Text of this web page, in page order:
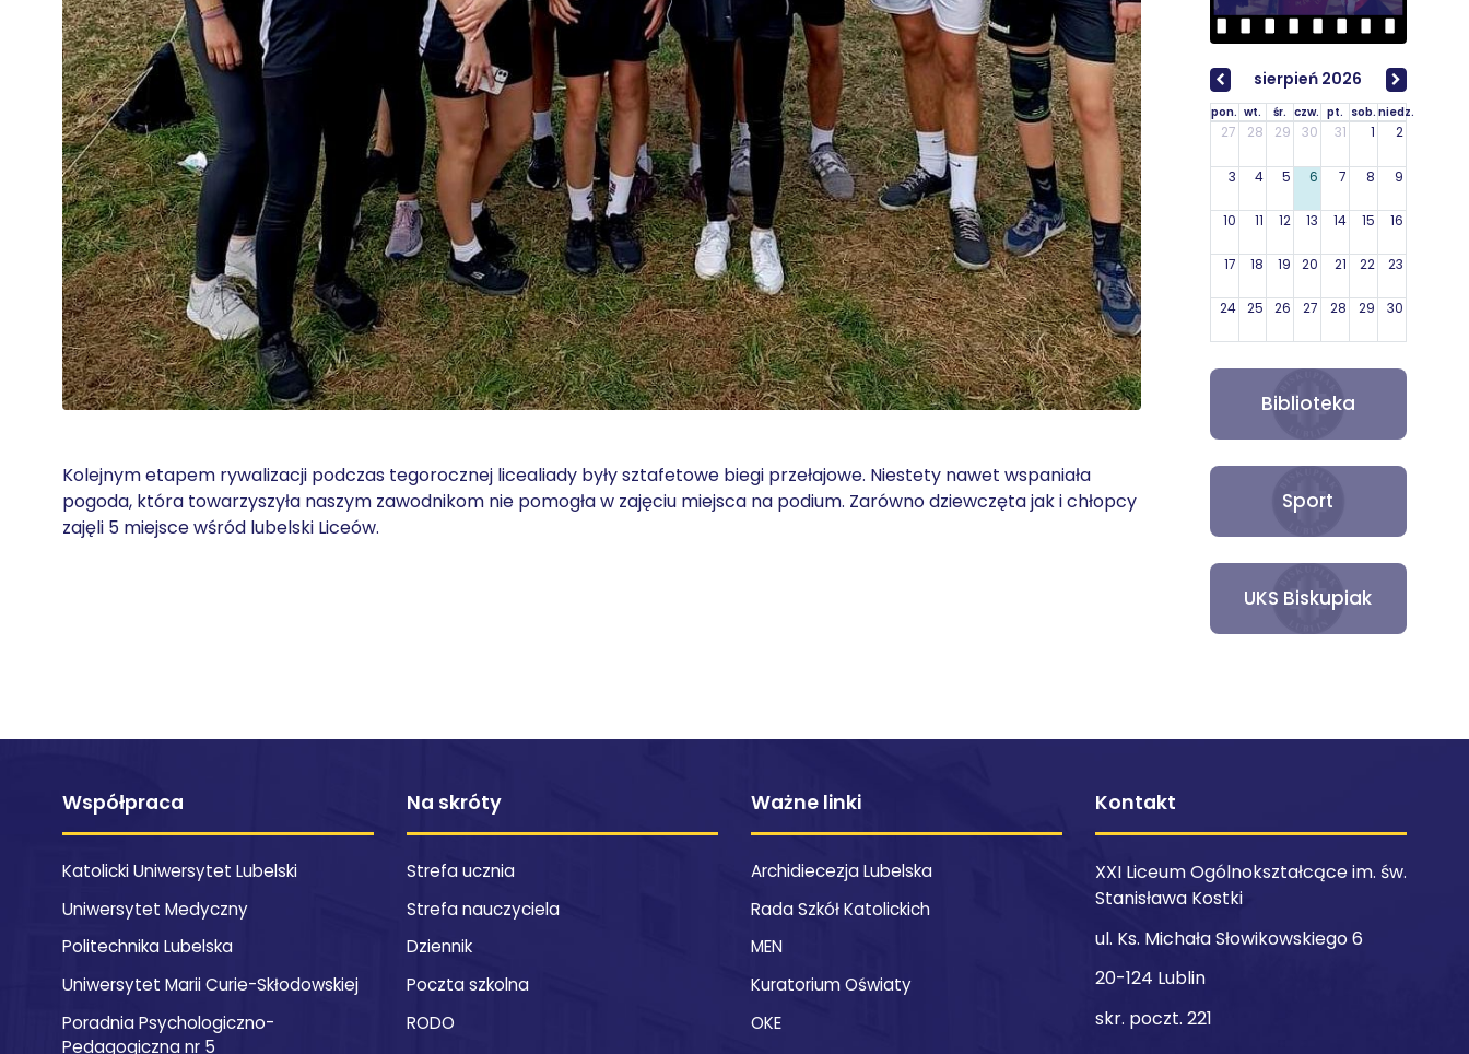
Kolejnym etapem rywalizacji podczas tegorocznej licealiady były sztafetowe biegi przełajowe. Niestety nawet wspaniała
pogoda, która towarzyszyła naszym zawodnikom nie pomogła w zajęciu miejsca na podium. Zarówno dziewczęta jak i chłopcy
zajęli 5 miejsce wśród lubelski Liceów.
sierpień 2026
pon. wt. śr. czw. pt. sob. niedz.
27 28 29 30 31 1 2
3 4 5 6 7 8 9
10 11 12 13 14 15 16
17 18 19 20 21 22 23
24 25 26 27 28 29 30
Biblioteka
Sport
UKS Biskupiak
Współpraca
Katolicki Uniwersytet Lubelski
Uniwersytet Medyczny
Politechnika Lubelska
Uniwersytet Marii Curie-Skłodowskiej
Poradnia Psychologiczno-
Pedagogiczna nr 5
Na skróty
Strefa ucznia
Strefa nauczyciela
Dziennik
Poczta szkolna
RODO
Ważne linki
Archidiecezja Lubelska
Rada Szkół Katolickich
MEN
Kuratorium Oświaty
OKE
Kontakt
XXI Liceum Ogólnokształcące im. św.
Stanisława Kostki
ul. Ks. Michała Słowikowskiego 6
20-124 Lublin
skr. poczt. 221